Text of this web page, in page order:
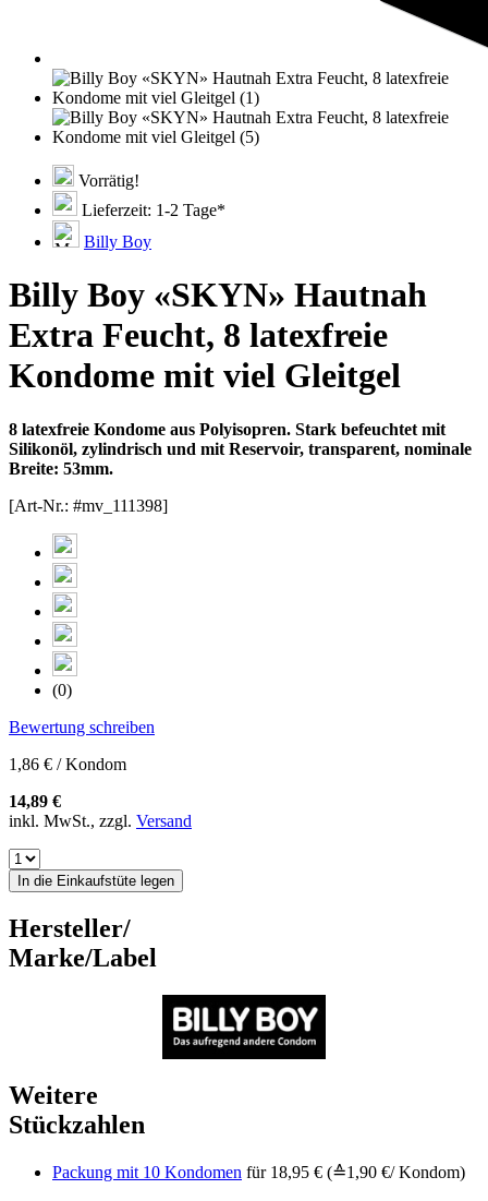
Vorrätig!
Lieferzeit: 1-2 Tage*
Billy Boy
Billy Boy «SKYN» Hautnah
Extra Feucht, 8 latexfreie
Kondome mit viel Gleitgel
8 latexfreie Kondome aus Polyisopren. Stark befeuchtet mit
Silikonöl, zylindrisch und mit Reservoir, transparent, nominale
Breite: 53mm.
[Art-Nr.: #mv_111398]
(0)
Bewertung schreiben
1,86 € / Kondom
14,89 €
inkl. MwSt., zzgl. Versand
In die Einkaufstüte legen
Hersteller/
Marke/Label
Weitere
Stückzahlen
Packung mit 10 Kondomen für 18,95 € (≙1,90 €/ Kondom)